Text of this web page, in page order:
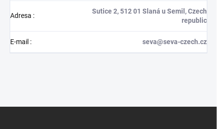
Adresa :
Sutice 2, 512 01 Slaná u Semil, Czech
republic
E-mail : seva@seva-czech.cz